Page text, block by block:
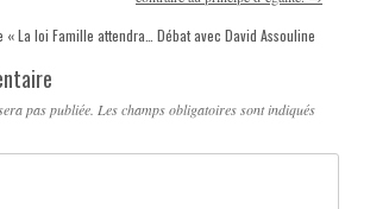
«La loi Famille attendra… Débat avec David Assouline
pas publiée. Les champs obligatoires sont indiqués